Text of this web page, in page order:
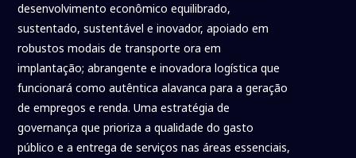
desenvolvimento econômico equilibrado,
sustentado, sustentável e inovador, apoiado em
robustos modais de transporte ora em
implantação; abrangente e inovadora logística que
funcionará como autêntica alavanca para a geração
de empregos e renda. Uma estratégia de
governança que prioriza a qualidade do gasto
público e a entrega de serviços nas áreas essenciais,